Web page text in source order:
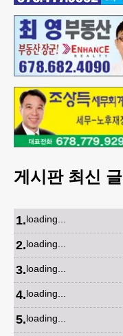
게시판 최신 글
1.loading...
2.loading...
3.loading...
4.loading...
5.loading...